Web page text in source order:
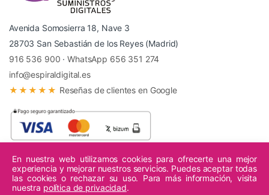
Avenida Somosierra 18, Nave 3
28703 San Sebastián de los Reyes (Madrid)
916 536 900 ·WhatsApp 656 351 274
info@espiraldigital.es
★★★★★ Reseñas de clientes en Google
© 2026 Espiral Digital - Todos los derechos reservados.
En nuestra web utilizamos cookies para ofrecerte una mejor
experiencia y mejorar nuestros servicios. Puedes aceptar todas
las cookies o rechazar su uso. Para más información, visita
nuestra política de privacidad.